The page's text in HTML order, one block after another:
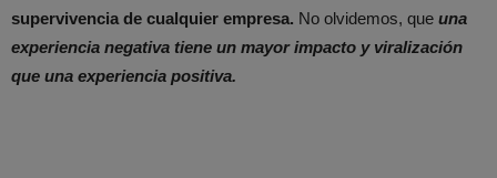
supervivencia de cualquier empresa. No olvidemos, que una
experiencia negativa tiene un mayor impacto y viralización
que una experiencia positiva.